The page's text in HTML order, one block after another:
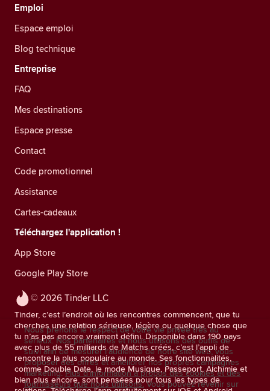
© 2026 Tinder LLC
Tinder, c’est l’endroit où les rencontres commencent, que tu
cherches une relation sérieuse, légère ou quelque chose que
tu n’as pas encore vraiment défini. Disponible dans 190 pays
avec plus de 55 milliards de Matchs créés, c’est l’appli de
rencontre la plus populaire au monde. Ses fonctionnalités,
comme Double Date, le mode Musique, Passeport, Alchimie et
bien plus encore, sont pensées pour tous les types de
Emploi
Espace emploi
Blog technique
Entreprise
FAQ
Mes destinations
Espace presse
Contact
Code promotionnel
Assistance
Cartes-cadeaux
Téléchargez l'application !
App Store
Google Play Store
Nous prenons le respect de votre vie privée très au
sérieux. Nos partenaires et nous utilisons des outils de
suivi afin de mesurer l’audience de notre site web, vous
proposer des offres et améliorer nos propres campagnes
marketing. Plus d'information à propos des cookies et des
fournisseurs que nous utilisons. Vous pouvez revenir sur